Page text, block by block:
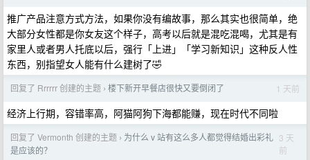
推广产品注意方式方法，如果你没有编故事，那么其实也很简单，绝
大部分女性都是你女友这个样子，高考以后就是混吃混喝，尤其是有
家里人或者男人托底以后，强行「上进」「学习新知识」这种反人性
东西，别指望女人能有什么建树了🤣
回复了 Rrrrrr 创建的主题 › 楼下新开早餐店很快又要倒闭了 1 天前
经济上行期，容错率高，阿猫阿狗下海都能赚，现在时代不同啦
回复了 Vermonth 创建的主题 › 为什么 v 站有这么多人都觉得结婚出彩礼
是应该的？
3 天
前